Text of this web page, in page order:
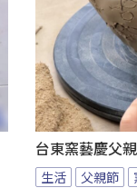
台東窯藝慶父
生活 父親節